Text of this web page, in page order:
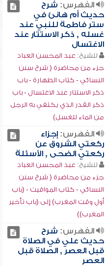
الفهرس: شرح
حديث أم هانئ في
ستر فاطمة للنبي عند
غسله , ذكر الاستتار عند
الاغتسال
للشيخ: عبد المحسن العباد
جزء من محاضرة ( شرح سنن
النسائي - كتاب الطهارة - باب
ذكر الاستتار عند الاغتسال - باب
ذكر القدر الذي يكتفي به الرجل
من الماء للغسل)
الفهرس:إجزاء
ركعتي الشروق عن
ركعتي الضحى , الأسئلة
للشيخ: عبد المحسن العباد
جزء من محاضرة ( شرح سنن
النسائي - كتاب المواقيت - (باب
أول وقت المغرب) إلى (باب تأخير
المغرب))
الفهرس: شرح
حديث علي في الصلاة
قبل العصر , الصلاة قبل
العصر